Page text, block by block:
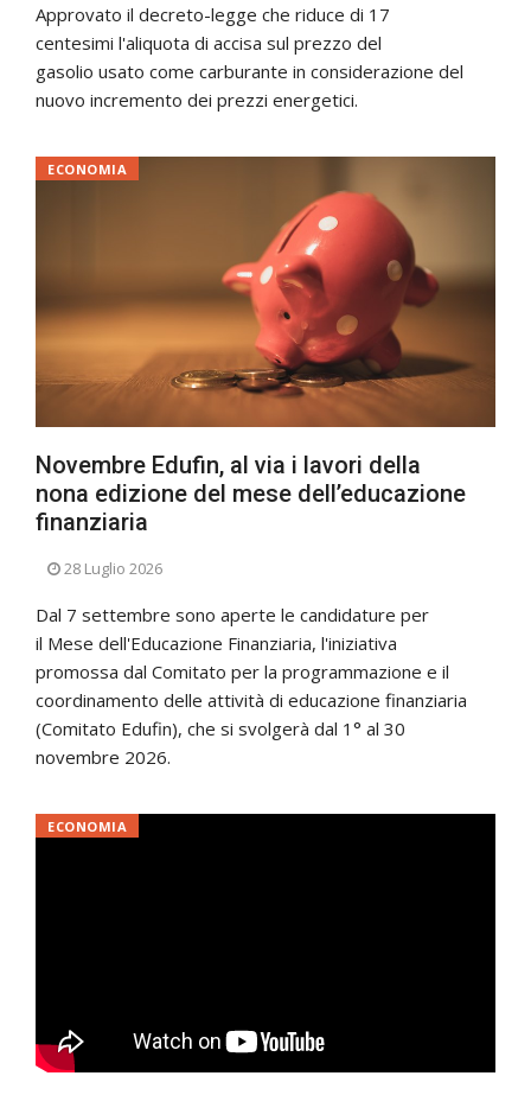
Approvato il decreto-legge che riduce di 17
centesimi l'aliquota di accisa sul prezzo del
gasolio usato come carburante in considerazione del
nuovo incremento dei prezzi energetici.
Novembre Edufin, al via i lavori della
nona edizione del mese dell’educazione
finanziaria
ECONOMIA
28 Luglio 2026
Dal 7 settembre sono aperte le candidature per
il Mese dell'Educazione Finanziaria, l'iniziativa
promossa dal Comitato per la programmazione e il
coordinamento delle attività di educazione finanziaria
(Comitato Edufin), che si svolgerà dal 1° al 30
novembre 2026.
ECONOMIA